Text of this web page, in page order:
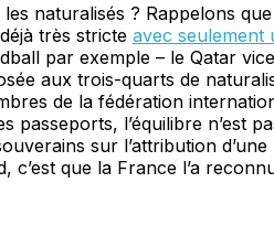
naturalisés ? Rappelons
très stricte avec seulement
par exemple – le Qatar
aux trois-quarts de
de la fédération
passeports, l’équilibre n’est
sur l’attribution
c’est que la France l’a